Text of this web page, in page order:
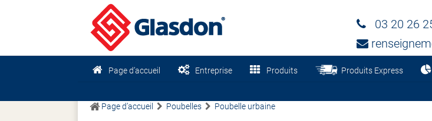
03 20 26
Page d’accueil Entreprise Produits Produits Express
Page d’accueil Poubelles Poubelle urbaine